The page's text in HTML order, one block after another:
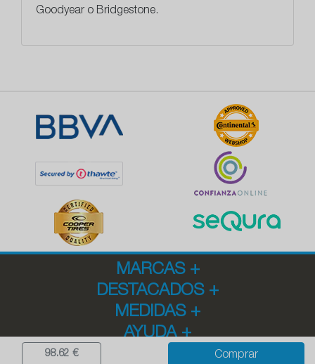
98.62 € Comprar
Goodyear o Bridgestone.
MARCAS +
DESTACADOS +
MEDIDAS +
AYUDA+